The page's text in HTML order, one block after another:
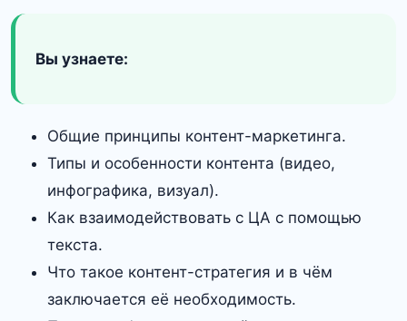
Вы узнаете:
Общие принципы контент-маркетинга.
Типы и особенности контента (видео,
инфографика, визуал).
Как взаимодействовать с ЦА с помощью
текста.
Что такое контент-стратегия и в чём
заключается её необходимость.